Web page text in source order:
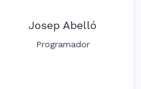
Josep Abelló
Programador